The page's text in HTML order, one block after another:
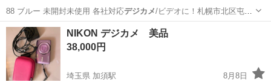
88 ブルー 未開封未使用 各社対応デジカメ/ビデオに！札幌市北区屯田
ベ…
北海道 札幌市
NIKON デジカメ 美品
38,000円
埼玉県 加須駅
8月8日